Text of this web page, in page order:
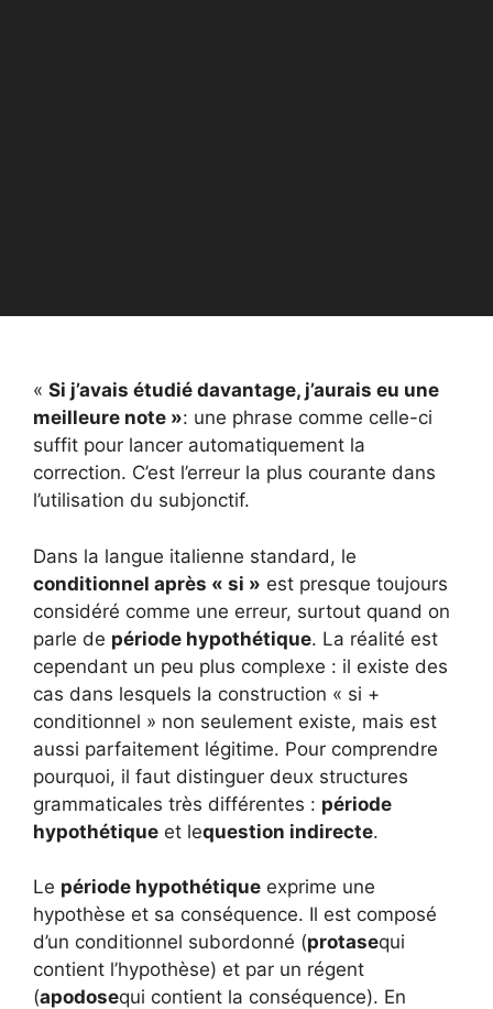
« Si j’avais étudié davantage, j’aurais eu une
meilleure note »: une phrase comme celle-ci
suffit pour lancer automatiquement la
correction. C’est l’erreur la plus courante dans
l’utilisation du subjonctif.
Dans la langue italienne standard, le
conditionnel après « si » est presque toujours
considéré comme une erreur, surtout quand on
parle de période hypothétique. La réalité est
cependant un peu plus complexe : il existe des
cas dans lesquels la construction « si +
conditionnel » non seulement existe, mais est
aussi parfaitement légitime. Pour comprendre
pourquoi, il faut distinguer deux structures
grammaticales très différentes : période
hypothétique et lequestion indirecte.
Le période hypothétique exprime une
hypothèse et sa conséquence. Il est composé
d’un conditionnel subordonné (protasequi
contient l’hypothèse) et par un régent
(apodosequi contient la conséquence). En